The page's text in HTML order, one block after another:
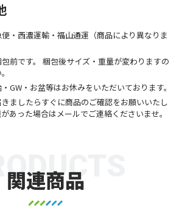
・西濃運輸・福山通運（商品により異なりま
前です。 梱包後サイズ・重量が変わりますの
GW・お盆等はお休みをいただいております。
ましたらすぐに商品のご確認をお願いいたし
あった場合はメールでご連絡くださいませ。
関連商品